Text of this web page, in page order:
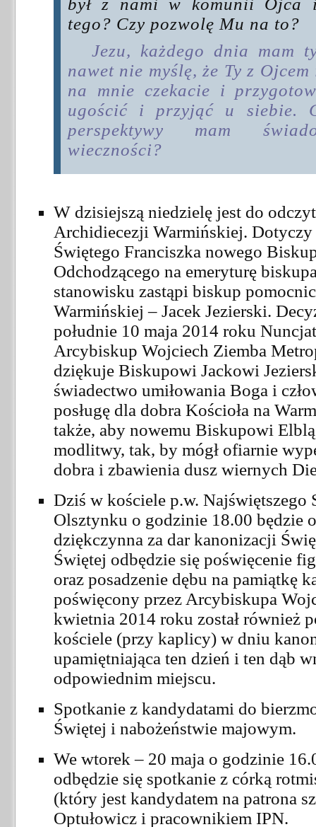
tego? Czy pozwolę Mu na to?
Jezu, każdego dnia mam
nawet nie myślę, że Ty z
na mnie czekacie i
ugościć i przyjąć u siebie.
perspektywy mam
wieczności?
W dzisiejszą niedzielę jest do
Archidiecezji Warmińskiej.
Świętego Franciszka nowego
Odchodzącego na emeryturę
stanowisku zastąpi biskup
Warmińskiej – Jacek Jezierski.
południe 10 maja 2014 roku
Arcybiskup Wojciech Ziemba
dziękuje Biskupowi Jackowi
świadectwo umiłowania Boga i
posługę dla dobra Kościoła na
także, aby nowemu Biskupowi
modlitwy, tak, by mógł ofiarnie
dobra i zbawienia dusz wiernych
Dziś w kościele p.w. Najświętszego
Olsztynku o godzinie 18.00 będzie
dziękczynna za dar kanonizacji
Świętej odbędzie się poświęcenie
oraz posadzenie dębu na pamiątkę
poświęcony przez Arcybiskupa
kwietnia 2014 roku został również
kościele (przy kaplicy) w dniu
upamiętniająca ten dzień i ten dąb
odpowiednim miejscu.
Spotkanie z kandydatami do
Świętej i nabożeństwie majowym.
We wtorek – 20 maja o godzinie
odbędzie się spotkanie z córką
(który jest kandydatem na patrona
Optułowicz i pracownikiem IPN.